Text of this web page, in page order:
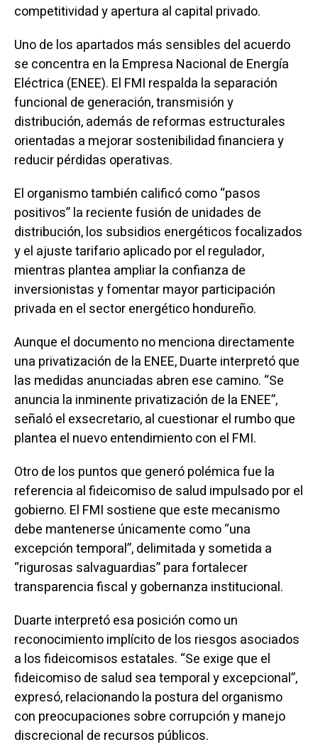
competitividad y apertura al capital privado.
Uno de los apartados más sensibles del acuerdo
se concentra en la Empresa Nacional de Energía
Eléctrica (ENEE). El FMI respalda la separación
funcional de generación, transmisión y
distribución, además de reformas estructurales
orientadas a mejorar sostenibilidad financiera y
reducir pérdidas operativas.
El organismo también calificó como “pasos
positivos” la reciente fusión de unidades de
distribución, los subsidios energéticos focalizados
y el ajuste tarifario aplicado por el regulador,
mientras plantea ampliar la confianza de
inversionistas y fomentar mayor participación
privada en el sector energético hondureño.
Aunque el documento no menciona directamente
una privatización de la ENEE, Duarte interpretó que
las medidas anunciadas abren ese camino. “Se
anuncia la inminente privatización de la ENEE”,
señaló el exsecretario, al cuestionar el rumbo que
plantea el nuevo entendimiento con el FMI.
Otro de los puntos que generó polémica fue la
referencia al fideicomiso de salud impulsado por el
gobierno. El FMI sostiene que este mecanismo
debe mantenerse únicamente como “una
excepción temporal”, delimitada y sometida a
“rigurosas salvaguardias” para fortalecer
transparencia fiscal y gobernanza institucional.
Duarte interpretó esa posición como un
reconocimiento implícito de los riesgos asociados
a los fideicomisos estatales. “Se exige que el
fideicomiso de salud sea temporal y excepcional”,
expresó, relacionando la postura del organismo
con preocupaciones sobre corrupción y manejo
discrecional de recursos públicos.